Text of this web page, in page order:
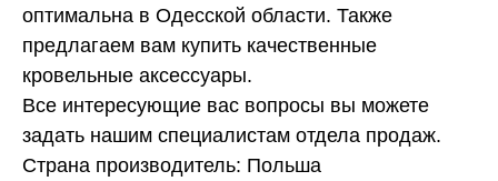
оптимальна в Одесской области. Также
предлагаем вам купить качественные
кровельные аксессуары.
Все интересующие вас вопросы вы можете
задать нашим специалистам отдела продаж.
Страна производитель: Польша